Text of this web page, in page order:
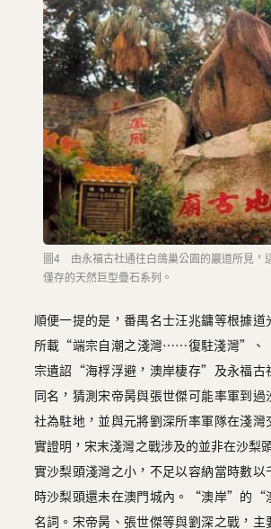
圖4 由永福古社通往白鴿巢公園的巖道所見，
僅存的天然巨型疊石系列。
順便一提的是，番禺名士汪兆鏞等根據道
所載“端宗自潮之淺灣……復駐淺灣”、
宗遺詔“海桴浮避，澳岸棲存”及永福古
同名，猜測宋帝昺與張世傑可能率軍到過
社為駐地，並與元將劉深所率軍隊在淺灣
實證明，宋末淺灣之戰涉及的並非在沙梨
實沙梨頭淺灣之小，不足以容納當時數以
時沙梨頭還未在澳門城內。“澳岸”的“
名詞。宋帝昺、張世傑等與劉深之戰，主